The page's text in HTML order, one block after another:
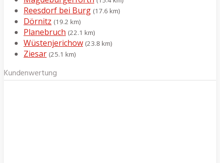
Reesdorf bei Burg (17.6 km)
Dörnitz (19.2 km)
Planebruch (22.1 km)
Wüstenjerichow (23.8 km)
Ziesar (25.1 km)
Kundenwertung